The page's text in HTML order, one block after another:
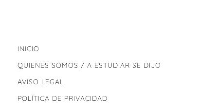
INICIO
QUIENES SOMOS / A ESTUDIAR SE DIJO
AVISO LEGAL
POLÍTICA DE PRIVACIDAD